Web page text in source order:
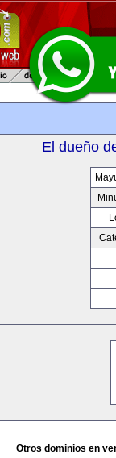
El dueño
Otros dominios en